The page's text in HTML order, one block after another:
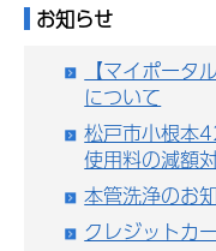
お知らせ
【マイポータ
について
松戸市小根本
使用料の減額
本管洗浄のお
クレジットカ